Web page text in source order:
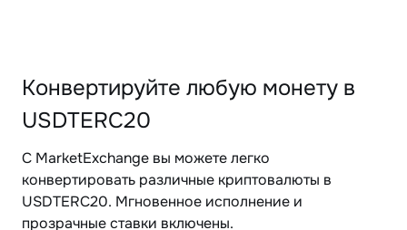
Конвертируйте любую монету в
USDTERC20
С MarketExchange вы можете легко
конвертировать различные криптовалюты в
USDTERC20. Мгновенное исполнение и
прозрачные ставки включены.